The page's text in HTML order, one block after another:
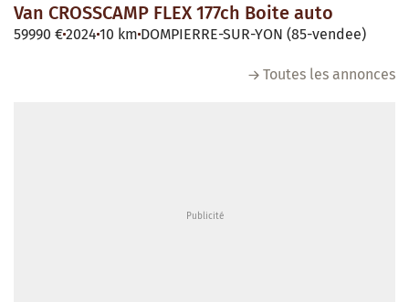
Van CROSSCAMP FLEX 177ch Boite auto
59990 €2024 10 km DOMPIERRE-SUR-YON (85-vendee)
Toutes les annonces